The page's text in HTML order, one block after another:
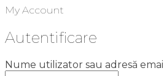
My Account
Autentificare
Nume utilizator sau adresă email